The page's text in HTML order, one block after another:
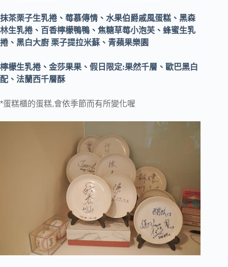
抹茶栗子生乳捲、莓慕傳情、水果伯爵戚風蛋糕、黑森
林生乳捲、百香檸檬鴨鴨、焦糖草莓小泡芙、蜂蜜生乳
捲、黑白大廚 栗子提拉米蘇、青蘋果樂園
檸檬生乳捲、金莎果果、假日限定:果然千層、歐巴黑白
配、法蘭西千層酥
*蛋糕櫃的蛋糕,會依季節而有所變化喔